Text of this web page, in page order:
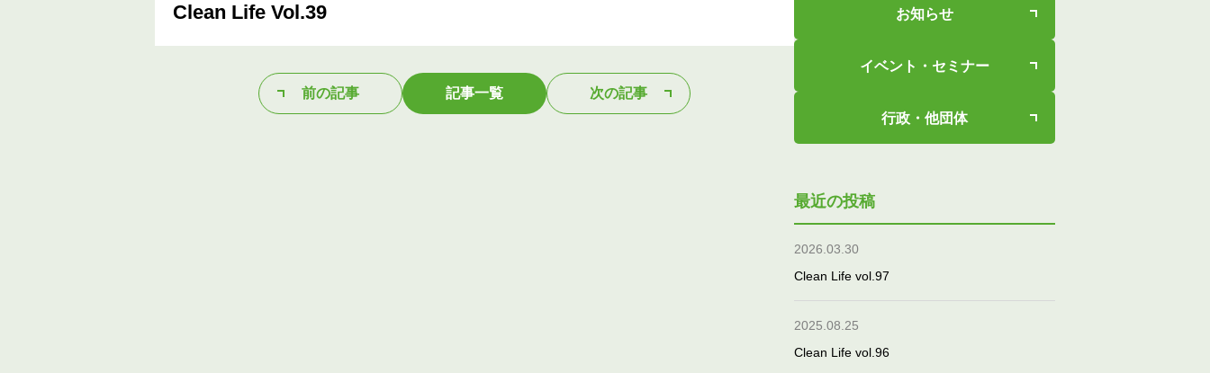
Clean Life Vol.39
前の記事 記事一覧 次の記事
お知らせ
イベント・セミナー
行政・他団体
最近の投稿
2026.03.30
Clean Life vol.97
2025.08.25
Clean Life vol.96